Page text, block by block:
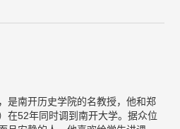
是南开历史学院的名教授，他和郑
在52年同时调到南开大学。据众位